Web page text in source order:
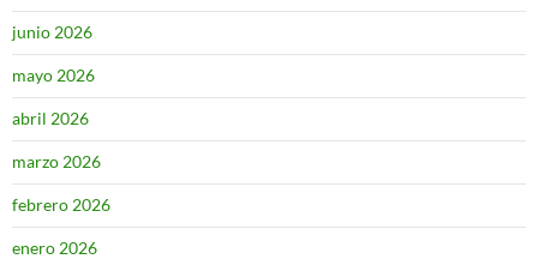
junio 2026
mayo 2026
abril 2026
marzo 2026
febrero 2026
enero 2026